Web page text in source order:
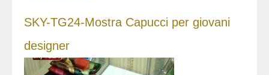
SKY-TG24-Mostra Capucci per giovani
designer